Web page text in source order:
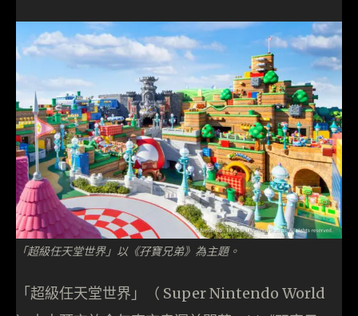
「超級任天堂世界」以《孖寶兄弟》為主題。
「超級任天堂世界」（ Super Nintendo World